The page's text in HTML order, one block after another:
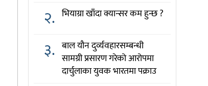
२. भियाग्रा खाँदा क्यान्सर कम हुन्छ ?
३. बाल यौन दुर्व्यवहारसम्बन्धी
सामग्री प्रसारण गरेको आरोपमा
दार्चुलाका युवक भारतमा पक्राउ